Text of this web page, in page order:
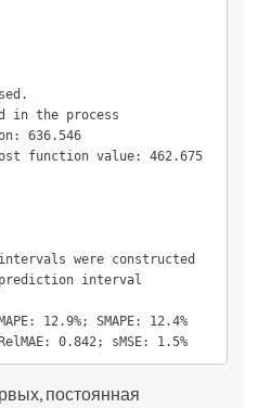
in the process
636.546
function value: 462.675
were constructed
interval
12.9%; SMAPE: 12.4%
0.842; sMSE: 1.5%
постоянная